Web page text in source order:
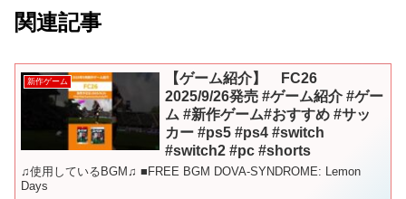
関連記事
新作ゲーム
【ゲーム紹介】 FC26
2025/9/26発売 #ゲーム紹介 #ゲー
ム #新作ゲーム#おすすめ #サッ
カー #ps5 #ps4 #switch
#switch2 #pc #shorts
♫使用しているBGM♫ ■FREE BGM DOVA-SYNDROME: Lemon
Days